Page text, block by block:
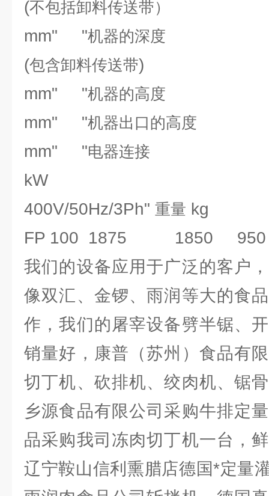
(不包括卸料传送带）
mm" "机器的深度
(包含卸料传送带)
mm" "机器的高度
mm" "机器出口的高度
mm" "电器连接
kW
400V/50Hz/3Ph" 重量 kg
FP 100 1875 1850 950
我们的设备应用于广泛的客户
像双汇、金锣、雨润等大的食
作，我们的屠宰设备劈半锯、
销量好，康普（苏州）食品有
切丁机、砍排机、绞肉机、锯
乡源食品有限公司采购牛排定
品采购我司冻肉切丁机一台，
辽宁鞍山信利熏腊店德国*定量